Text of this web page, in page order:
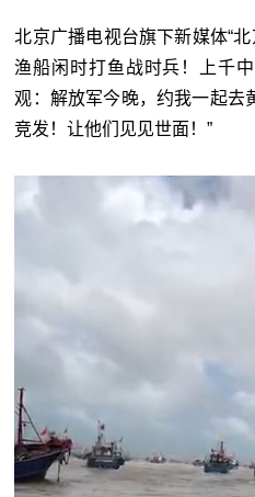
北京广播电视台旗下新媒体“
渔船闲时打鱼战时兵！上千
观：解放军今晚，约我一起去
竞发！让他们见见世面！”